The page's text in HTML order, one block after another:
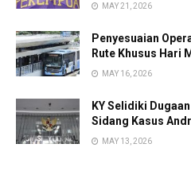
MAY 21, 2026
Penyesuaian
Rute Khusus Hari
MAY 16, 2026
KY Selidiki
Sidang Kasus
MAY 13, 2026